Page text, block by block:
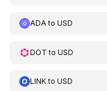
ADAto USD
DOT to USD
LINKto USD